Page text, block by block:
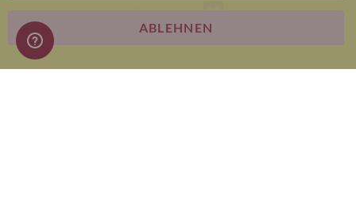
E-commerce
ABLEHNEN